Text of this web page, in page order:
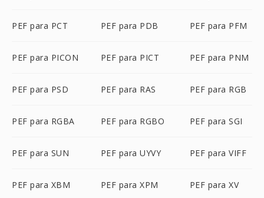
PEF para PCT PEF para PDB PEF para PFM
PEF para PICON PEF para PICT PEF para PNM
PEF para PSD PEF para RAS PEF para RGB
PEF para RGBA PEF para RGBO PEF para SGI
PEF para SUN PEF para UYVY PEF para VIFF
PEF para XBM PEF para XPM PEF para XV